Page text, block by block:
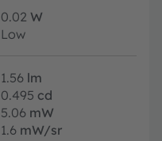
0.02 W
Low
1.56 lm
0.495 cd
5.06 mW
1.6 mW/sr